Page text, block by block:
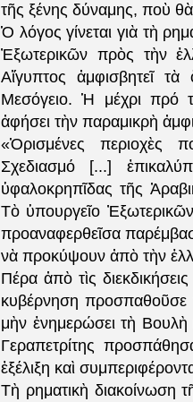
τῆς ξένης δύναμης, ποὺ θὰ
Ὁ λόγος γίνεται γιὰ τὴ
Ἐξωτερικῶν πρὸς τὴν
Αἴγυπτος ἀμφισβητεῖ
Μεσόγειο. Ἡ μέχρι πρό
ἀφήσει τὴν παραμικρὴ
«Ὁρισμένες περιοχὲς
Σχεδιασμό [...]
ὑφαλοκρηπῖδας τῆς
Τὸ ὑπουργεῖο
προαναφερθεῖσα
νὰ προκύψουν ἀπὸ τὴν
Πέρα ἀπὸ τὶς
κυβέρνηση προσπαθοῦσε
μὴν ἐνημερώσει τὴ Βουλὴ
Γεραπετρίτης
ἐξέλιξη καὶ
Τὴ ρηματικὴ διακοίνωση